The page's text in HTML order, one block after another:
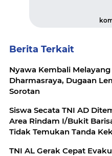
Berita Terkait
Nyawa Kembali
Dharmasraya, Dugaan
Sorotan
Siswa Secata TNI AD
Area Rindam I/Bukit
Tidak Temukan Tanda
TNI AL Gerak Cepat